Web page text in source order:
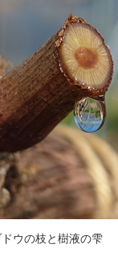
ウの枝と樹液の雫